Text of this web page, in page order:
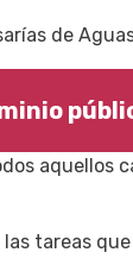
de
aquellos
tareas